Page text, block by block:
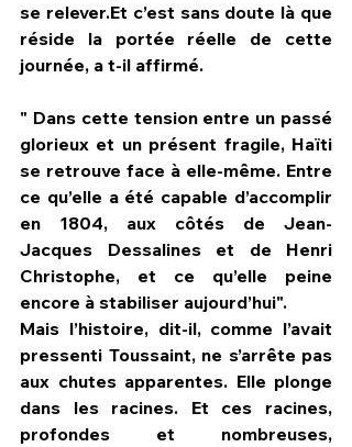
se relever.Et c’est sans doute là que
réside la portée réelle de cette
journée, a t-il affirmé.
" Dans cette tension entre un passé
glorieux et un présent fragile, Haïti
se retrouve face à elle-même. Entre
ce qu’elle a été capable d’accomplir
en 1804, aux côtés de Jean-
Jacques Dessalines et de Henri
Christophe, et ce qu’elle peine
encore à stabiliser aujourd’hui".
Mais l’histoire, dit-il, comme l’avait
pressenti Toussaint, ne s’arrête pas
aux chutes apparentes. Elle plonge
dans les racines. Et ces racines,
profondes et nombreuses,